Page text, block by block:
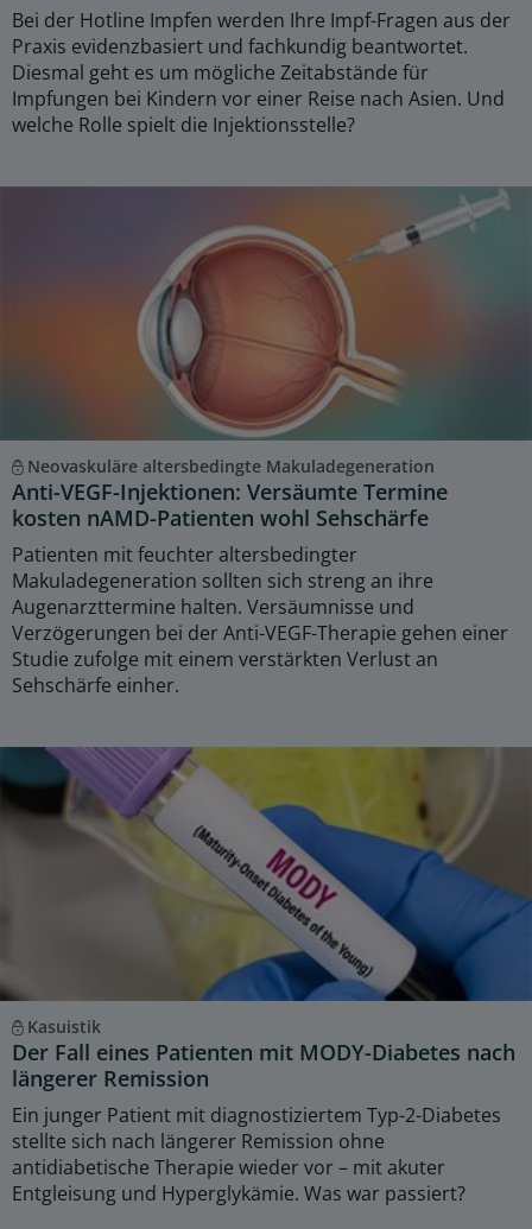
Bei der Hotline Impfen werden Ihre Impf-Fragen aus der
Praxis evidenzbasiert und fachkundig beantwortet.
Diesmal geht es um mögliche Zeitabstände für
Impfungen bei Kindern vor einer Reise nach Asien. Und
welche Rolle spielt die Injektionsstelle?
Neovaskuläre altersbedingte Makuladegeneration
Anti-VEGF-Injektionen: Versäumte Termine
kosten nAMD-Patienten wohl Sehschärfe
Patienten mit feuchter altersbedingter
Makuladegeneration sollten sich streng an ihre
Augenarzttermine halten. Versäumnisse und
Verzögerungen bei der Anti-VEGF-Therapie gehen einer
Studie zufolge mit einem verstärkten Verlust an
Sehschärfe einher.
Kasuistik
Der Fall eines Patienten mit MODY-Diabetes nach
längerer Remission
Ein junger Patient mit diagnostiziertem Typ-2-Diabetes
stellte sich nach längerer Remission ohne
antidiabetische Therapie wieder vor – mit akuter
Entgleisung und Hyperglykämie. Was war passiert?